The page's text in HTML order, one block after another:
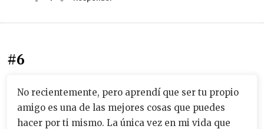
#6
No recientemente, pero aprendí que ser tu propio
amigo es una de las mejores cosas que puedes
hacer por ti mismo. La única vez en mi vida que